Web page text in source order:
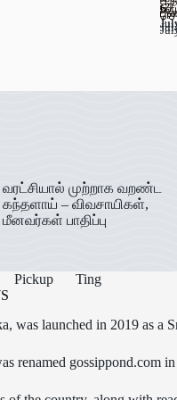
67
வரட்சியால் முற்றாக வறண்ட
கந்தளாய் – விவசாயிகள்,
மீனவர்கள் பாதிப்பு
Pickup
Ting
was launched in 2019 as a
renamed gossippond.com